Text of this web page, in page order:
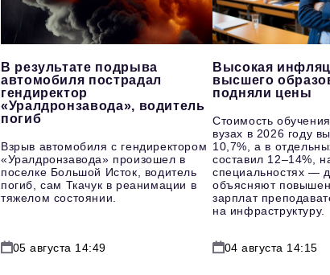
В результате подрыва
автомобиля пострадал
гендиректор
«Уралдронзавода», водитель
погиб
Взрыв автомобиля с гендиректором
«Уралдронзавода» произошел в
поселке Большой Исток, водитель
погиб, сам Ткачук в реанимации в
тяжелом состоянии.
05 августа 14:49
Высокая
высшего
подняли цены
Стоимость
вузах в 2026 году
10,7%, а в
составил 12–14%,
специальностях —
объясняют
зарплат
на инфраструктуру.
04 августа 14:15